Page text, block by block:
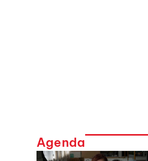
Agenda